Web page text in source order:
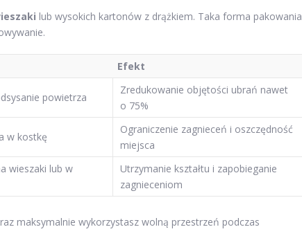
lub wysokich kartonów z drążkiem. Taka forma pakowania
Efekt
powietrza
Zredukowanie objętości ubrań nawet
o 75%
w kostkę
Ograniczenie zagnieceń i oszczędność
miejsca
wieszaki lub w
Utrzymanie kształtu i zapobieganie
zagnieceniom
maksymalnie wykorzystasz wolną przestrzeń podczas